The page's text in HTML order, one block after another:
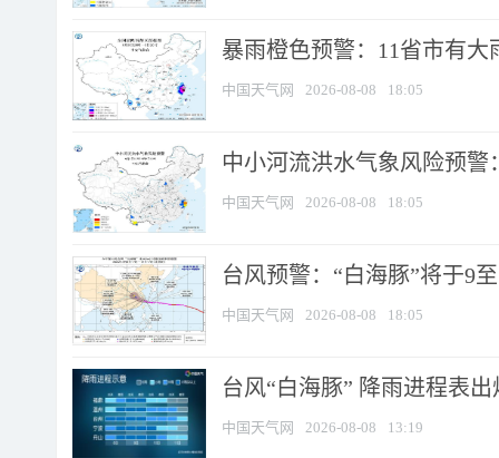
暴雨橙色预警：11省市有
中国天气网 2026-08-08 18:05
中小河流洪水气象风险预
中国天气网 2026-08-08 18:05
台风预警：“白海豚”将于9
中国天气网 2026-08-08 18:05
台风“白海豚” 降雨进程表
中国天气网 2026-08-08 13:19